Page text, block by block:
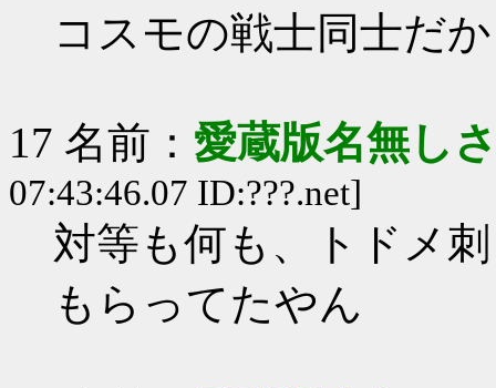
コスモの戦士同士だ
17 名前： 愛蔵版名無し
07:43:46.07 ID:???.net]
対等も何も、トドメ
もらってたやん